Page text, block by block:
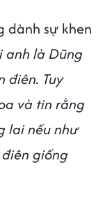
dành sự khen
anh là Dũng
điên. Tuy
và tin rằng
lai nếu như
giống